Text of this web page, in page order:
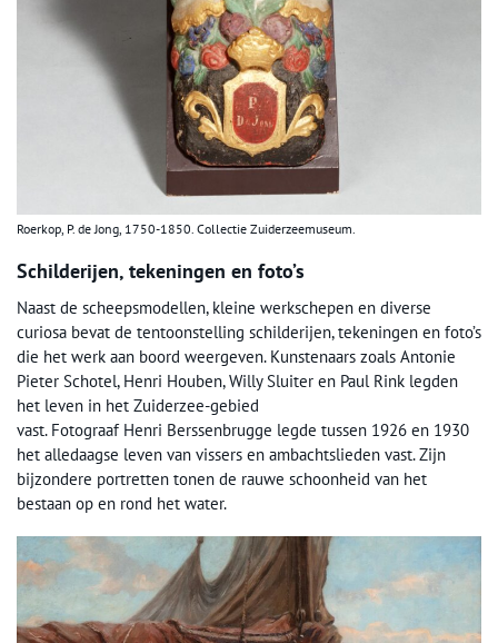
Roerkop, P. de Jong, 1750-1850. Collectie Zuiderzeemuseum.
Schilderijen, tekeningen en foto’s
Naast de scheepsmodellen, kleine werkschepen en diverse
curiosa bevat de tentoonstelling schilderijen, tekeningen en foto’s
die het werk aan boord weergeven. Kunstenaars zoals Antonie
Pieter Schotel, Henri Houben, Willy Sluiter en Paul Rink legden
het leven in het Zuiderzee-gebied
vast. Fotograaf Henri Berssenbrugge legde tussen 1926 en 1930
het alledaagse leven van vissers en ambachtslieden vast. Zijn
bijzondere portretten tonen de rauwe schoonheid van het
bestaan op en rond het water.